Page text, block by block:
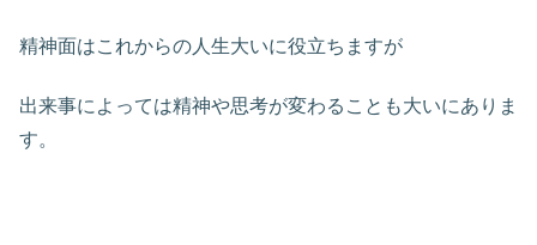
精神面はこれからの人生大いに役立ちますが
出来事によっては精神や思考が変わることも大いにありま
す。